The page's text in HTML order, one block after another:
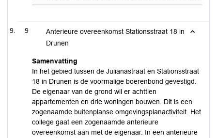
9
Anterieure overeenkomst Stationsstraat 18 in
Drunen
Samenvatting
In het gebied tussen de Julianastraat en Stationsstraat
18 in Drunen is de voormalige boerenbond gevestigd.
De eigenaar van de grond wil er achttien
appartementen en drie woningen bouwen. Dit is een
zogenaamde buitenplanse omgevingsplanactiviteit. Het
college gaat een zogenaamde anterieure
overeenkomst aan met de eigenaar. In een anterieure